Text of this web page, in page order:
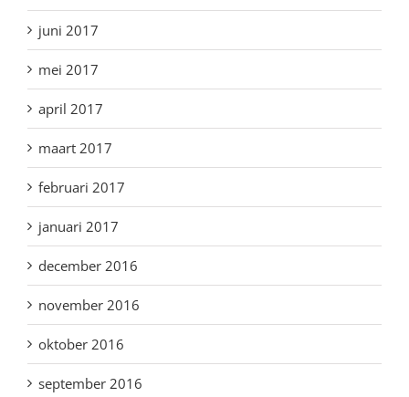
juni 2017
mei 2017
april 2017
maart 2017
februari 2017
januari 2017
december 2016
november 2016
oktober 2016
september 2016